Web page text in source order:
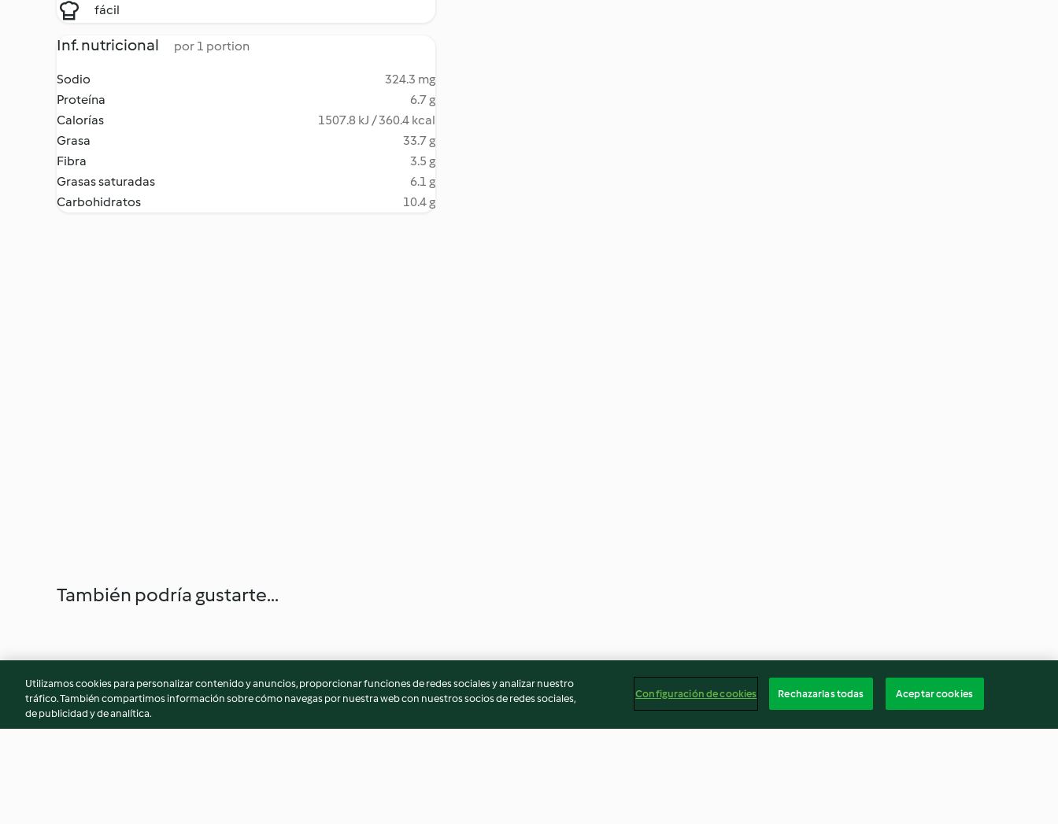
fácil
Inf. nutricional por 1 portion
Sodio
324.3 mg
Proteína
6.7 g
Calorías
1507.8 kJ / 360.4 kcal
Grasa
33.7 g
Fibra
3.5 g
Grasas saturadas
6.1 g
Carbohidratos
10.4 g
También podría gustarte...
Utilizamos cookies para personalizar contenido y anuncios, proporcionar funciones de redes sociales y analizar nuestro
tráfico. También compartimos información sobre cómo navegas por nuestra web con nuestros socios de redes sociales,
de publicidad y de analítica.
Configuración de cookies Rechazarlas todas Aceptar cookies